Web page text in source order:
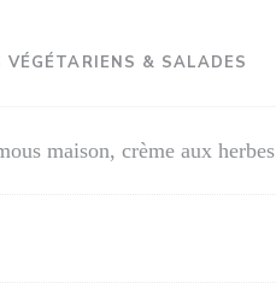
VÉGÉTARIENS & SALADES
maison, crème aux herbes